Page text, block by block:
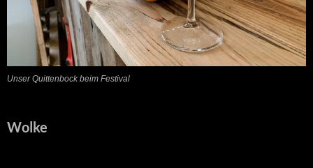
Unser Quittenbock beim Festival
Wolke